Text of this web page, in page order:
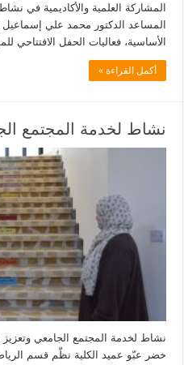
المشاركة العلمية والأكاديمية في
المساعد الدكتور محمد علي إسماعيل
الأساسية، فعاليات الحفل الافتتاحي
أكمل القراءة »
نشاط لخدمة المجتمع
نشاط لخدمة المجتمع الجامعي وتعزيز
خضر عبّو عميد الكلية نظّم قسم